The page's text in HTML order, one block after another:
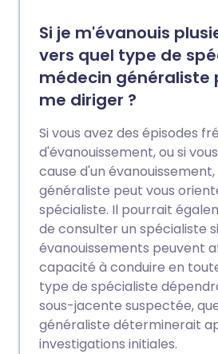
Si je m'évanouis
vers quel type de
médecin généraliste
me diriger ?
Si vous avez des épisodes
d'évanouissement, ou si
cause d'un
généraliste peut vous
spécialiste. Il pourrait
de consulter un spécialiste
évanouissements peuvent
capacité à conduire en
type de spécialiste
sous-jacente suspectée,
généraliste déterminerait
investigations initiales.